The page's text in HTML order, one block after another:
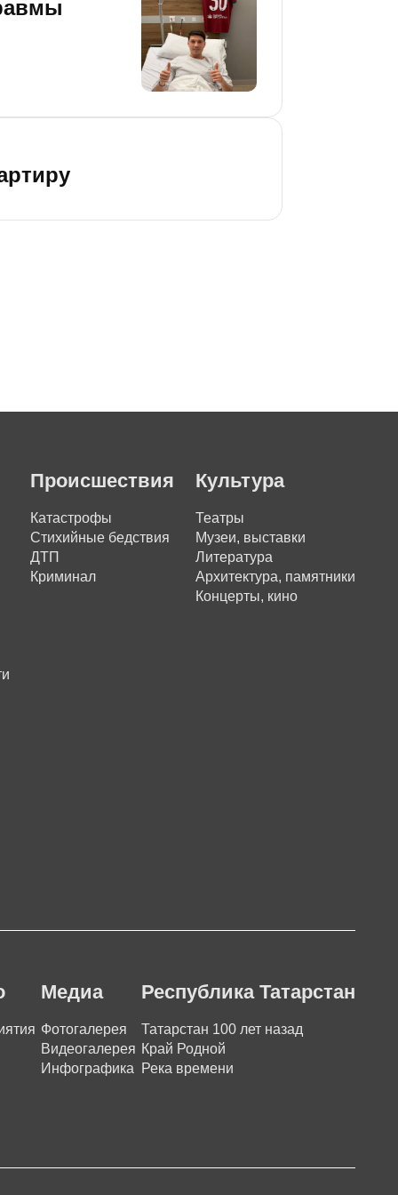
Происшествия
Катастрофы
Стихийные бедствия
ДТП
Криминал
Культура
Театры
Музеи, выставки
Литература
Архитектура, памятники
Концерты, кино
Медиа
Фотогалерея
Видеогалерея
Инфографика
Республика Татарстан
Татарстан 100 лет назад
Край Родной
Река времени